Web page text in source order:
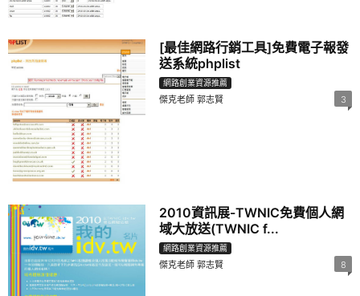
[最佳網路行銷工具]免費電子報發
送系統phplist
網路創業資源推薦
傑克老師 郭志賢 3
2010資訊展-TWNIC免費個人網
域大放送(TWNIC f...
網路創業資源推薦
傑克老師 郭志賢 8